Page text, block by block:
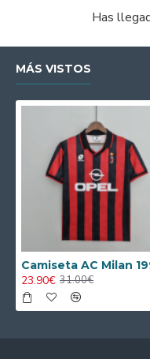
Has
MÁS VISTOS
23.90€ 31.00€